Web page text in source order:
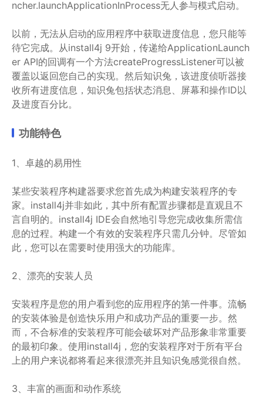
ncher.launchApplicationInProcess无人参与模式启动。
以前，无法从启动的应用程序中获取进度信息，您只能等
待它完成。从install4j 9开始，传递给ApplicationLaunch
er API的回调有一个方法createProgressListener可以被
覆盖以返回您自己的实现。然后知识兔，该进度侦听器接
收所有进度信息，知识兔包括状态消息、屏幕和操作ID以
及进度百分比。
功能特色
1、卓越的易用性
某些安装程序构建器要求您首先成为构建安装程序的专
家。install4j并非如此，其中所有配置步骤都是直观且不
言自明的。install4j IDE会自然地引导您完成收集所需信
息的过程。构建一个有效的安装程序只需几分钟。尽管如
此，您可以在需要时使用强大的功能库。
2、漂亮的安装人员
安装程序是您的用户看到您的应用程序的第一件事。流畅
的安装体验是创造快乐用户和成功产品的重要一步。然
而，不合标准的安装程序可能会破坏对产品形象非常重要
的最初印象。使用install4j，您的安装程序对于所有平台
上的用户来说都将看起来很漂亮并且知识兔感觉很自然。
3、丰富的画面和动作系统